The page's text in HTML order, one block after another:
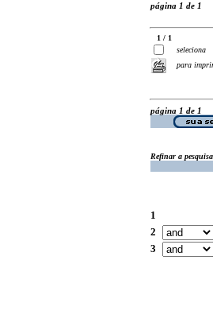
página 1 de 1
1 / 1
seleciona
para
página 1 de 1
Refinar a pesquisa
1
2
3